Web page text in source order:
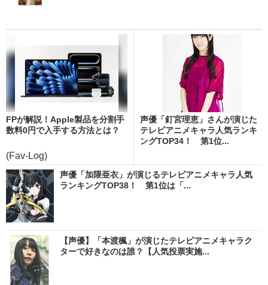
FPが解説！Apple製品を分割手
数料0円で入手する方法とは？
(Fav-Log)
声優「釘宮理恵」さんが演じた
テレビアニメキャラ人気ランキ
ングTOP34！ 第1位...
声優「加隈亜衣」が演じるテレビアニメキャラ人気
ランキングTOP38！ 第1位は「...
【声優】「本渡楓」が演じたテレビアニメキャラク
ターで好きなのは誰？【人気投票実施...